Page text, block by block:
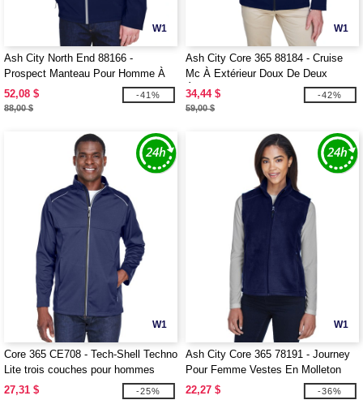
W1
Ash City North End 88166 -
Prospect Manteau Pour Homme À
Extérieur Doux Avec Capuchon
52,08 $
88,00 $
-41%
W1
Ash City Core 365 88184 - Cruise
Mc À Extérieur Doux De Deux
Épaisseurs
34,44 $
59,00 $
-42%
W1
Core 365 CE708 - Tech-Shell Techno
Lite trois couches pour hommes
27,31 $
-25%
W1
Ash City Core 365 78191 - Journey
Pour Femme Vestes En Molleton
MC
22,27 $ -36%